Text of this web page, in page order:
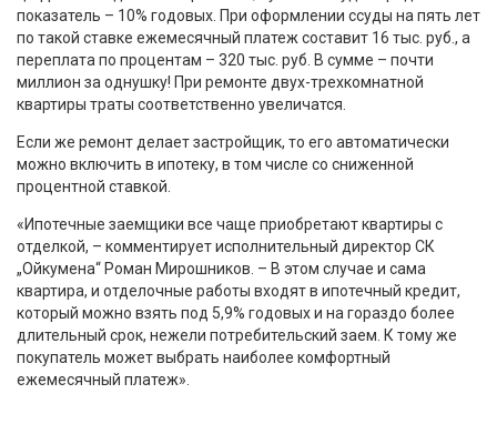
показатель – 10% годовых. При оформлении ссуды на пять лет
по такой ставке ежемесячный платеж составит 16 тыс. руб., а
переплата по процентам – 320 тыс. руб. В сумме – почти
миллион за однушку! При ремонте двух-трехкомнатной
квартиры траты соответственно увеличатся.
Если же ремонт делает застройщик, то его автоматически
можно включить в ипотеку, в том числе со сниженной
процентной ставкой.
«Ипотечные заемщики все чаще приобретают квартиры с
отделкой, – комментирует исполнительный директор СК
„Ойкумена“ Роман Мирошников. – В этом случае и сама
квартира, и отделочные работы входят в ипотечный кредит,
который можно взять под 5,9% годовых и на гораздо более
длительный срок, нежели потребительский заем. К тому же
покупатель может выбрать наиболее комфортный
ежемесячный платеж».